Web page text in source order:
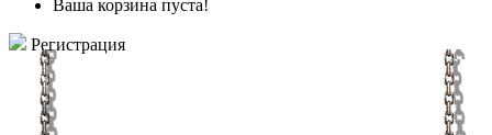
Ваша корзина пуста!
Регистрация